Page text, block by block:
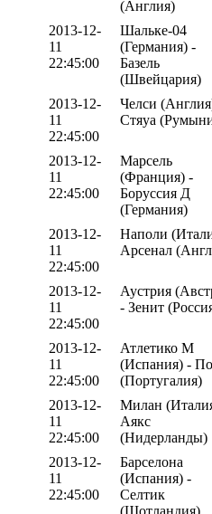
(Англия)
2013-12-
11
22:45:00
Шальке-04
(Германия) -
Базель
(Швейцария)
2013-12-
11
22:45:00
Челси
Стяуа
2013-12-
11
22:45:00
Марсель
(Франция) -
Боруссия Д
(Германия)
2013-12-
11
22:45:00
Наполи
Арсенал
2013-12-
11
22:45:00
Аустрия
- Зенит
2013-12-
11
22:45:00
Атлетико М
(Испания) -
(Португалия)
2013-12-
11
22:45:00
Милан
Аякс
(Нидерланды)
2013-12-
11
22:45:00
Барселона
(Испания) -
Селтик
(Шотландия)